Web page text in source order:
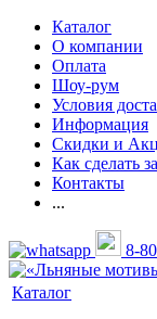
Каталог
О компании
Оплата
Шоу-рум
Условия
Информация
Скидки и
Как сделать
Контакты
...
8-
Каталог